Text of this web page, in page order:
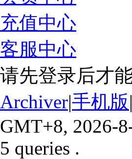
充值中心
客服中心
请先登录后才
Archiver|手机版|
GMT+8, 2026-
5 queries .